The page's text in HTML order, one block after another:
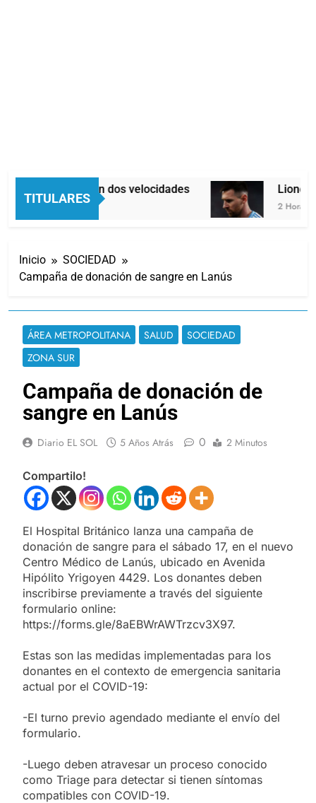
TITULARES
Economía en dos velocidades
1 Hora Atrás
Lionel
2 Horas
Inicio
SOCIEDAD
Campaña de donación de sangre en Lanús
ÁREA METROPOLITANA SALUD
SOCIEDAD
ZONA SUR
Campaña de donación de
sangre en Lanús
Diario EL SOL 5 Años Atrás 0 2 Minutos
Compartilo!
El Hospital Británico lanza una campaña de
donación de sangre para el sábado 17, en el nuevo
Centro Médico de Lanús, ubicado en Avenida
Hipólito Yrigoyen 4429. Los donantes deben
inscribirse previamente a través del siguiente
formulario online:
https://forms.gle/8aEBWrAWTrzcv3X97.
Estas son las medidas implementadas para los
donantes en el contexto de emergencia sanitaria
actual por el COVID-19:
-El turno previo agendado mediante el envío del
formulario.
-Luego deben atravesar un proceso conocido
como Triage para detectar si tienen síntomas
compatibles con COVID-19.